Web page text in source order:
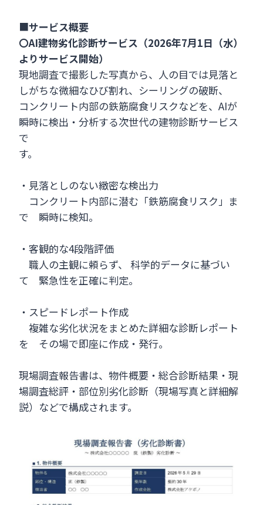
■サービス概要
〇AI建物劣化診断サービス（2026年7月1日（水）
よりサービス開始）
現地調査で撮影した写真から、人の目では見落と
しがちな微細なひび割れ、シーリングの破断、
コンクリート内部の鉄筋腐食リスクなどを、AIが
瞬時に検出・分析する次世代の建物診断サービス
で
す。
・見落としのない緻密な検出力
コンクリート内部に潜む「鉄筋腐食リスク」ま
で 瞬時に検知。
・客観的な4段階評価
職人の主観に頼らず、 科学的データに基づい
て 緊急性を正確に判定。
・スピードレポート作成
複雑な劣化状況をまとめた詳細な診断レポート
を その場で即座に作成・発行。
現場調査報告書は、物件概要・総合診断結果・現
場調査総評・部位別劣化診断（現場写真と詳細解
説）などで構成されます。